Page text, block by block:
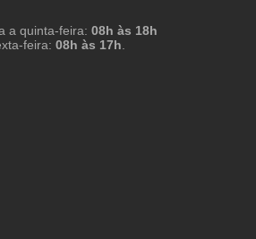
a quinta-feira: 08h às 18h
feira: 08h às 17h.